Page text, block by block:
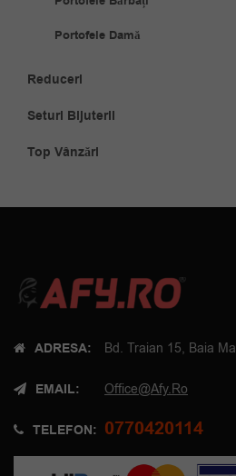
Portofele Damă
Reduceri
Seturi Bijuterii
Top Vânzări
ADRESA: Bd. Traian 15, Baia
EMAIL: Office@afy.ro
TELEFON: 0770420114